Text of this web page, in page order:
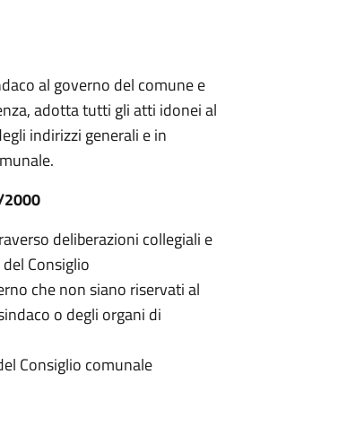
al governo del comune e
adotta tutti gli atti idonei al
indirizzi generali e in
2000
deliberazioni collegiali e
Consiglio
che non siano riservati al
o degli organi di
Consiglio comunale